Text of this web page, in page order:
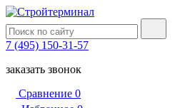
7 (495) 150-31-57
заказать звонок
Сравнение 0